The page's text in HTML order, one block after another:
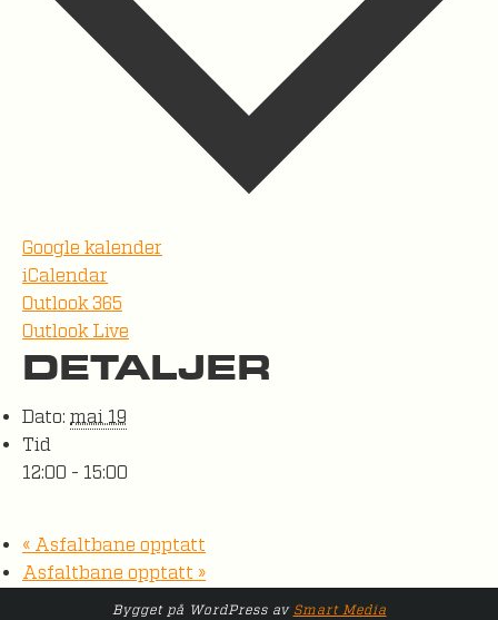
Google kalender
iCalendar
Outlook 365
Outlook Live
DETALJER
Dato: mai 19
Tid
12:00 - 15:00
« Asfaltbane opptatt
Asfaltbane opptatt »
Bygget på WordPress av Smart Media